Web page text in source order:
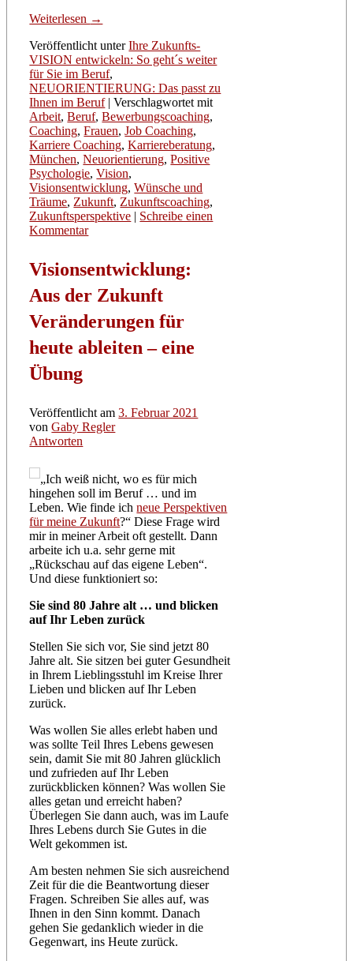
Weiterlesen →
Veröffentlicht unter Ihre Zukunfts-
VISION entwickeln: So geht´s weiter
für Sie im Beruf,
NEUORIENTIERUNG: Das passt zu
Ihnen im Beruf |Verschlagwortet mit
Arbeit,Beruf,Bewerbungscoaching,
Coaching,Frauen,Job Coaching,
Karriere Coaching,Karriereberatung,
München,Neuorientierung,Positive
Psychologie,Vision,
Visionsentwicklung,Wünsche und
Träume, Zukunft, Zukunftscoaching,
Zukunftsperspektive | Schreibe einen
Kommentar
Visionsentwicklung:
Aus der Zukunft
Veränderungen für
heute ableiten – eine
Übung
Veröffentlicht am3. Februar 2021
vonGaby Regler
Antworten
„Ich weiß nicht, wo es für mich
hingehen soll im Beruf … und im
Leben. Wie finde ichneue Perspektiven
für meine Zukunft?“ Diese Frage wird
mir in meiner Arbeit oft gestellt. Dann
arbeite ich u.a. sehr gerne mit
„Rückschau auf das eigene Leben“.
Und diese funktioniert so:
Sie sind 80 Jahre alt … und blicken
auf Ihr Leben zurück
Stellen Sie sich vor, Sie sind jetzt 80
Jahre alt. Sie sitzen bei guter Gesundheit
in Ihrem Lieblingsstuhl im Kreise Ihrer
Lieben und blicken auf Ihr Leben
zurück.
Was wollen Sie alles erlebt haben und
was sollte Teil Ihres Lebens gewesen
sein, damit Sie mit 80 Jahren glücklich
und zufrieden auf Ihr Leben
zurückblicken können? Was wollen Sie
alles getan und erreicht haben?
Überlegen Sie dann auch, was im Laufe
Ihres Lebens durch Sie Gutes in die
Welt gekommen ist.
Am besten nehmen Sie sich ausreichend
Zeit für die die Beantwortung dieser
Fragen. Schreiben Sie alles auf, was
Ihnen in den Sinn kommt. Danach
gehen Sie gedanklich wieder in die
Gegenwart, ins Heute zurück.